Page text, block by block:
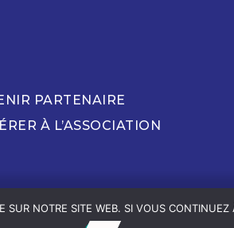
PARTENAIRE
À L’ASSOCIATION
NOTRE SITE WEB. SI VOUS